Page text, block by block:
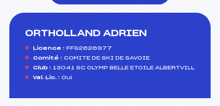
ORTHOLLAND ADRIEN
Licence : FFS2626977
Comité : COMITE DE SKI DE SAVOIE
Club : 13041 SC OLYMP BELLE ETOILE ALBERTVILL
Val. Lic. : Oui